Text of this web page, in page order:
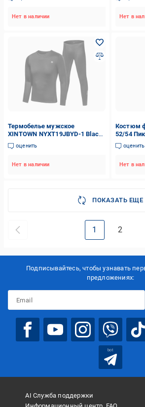
(1870753353)
Нет в наличии Нет в
Термобелье мужское
XINTOWN NYXT19JBYD-1 Black
M однотонный флисовый
костюм с цветными
оценить
Нет в наличии
Костюм
52/54
оценить
Нет в
ПОКАЗАТЬ ЕЩЕ
1 2
Подписывайтесь, чтобы узнавать
предложениях:
bot
AI Служба поддержки